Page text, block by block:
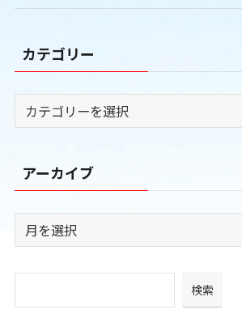
カテゴリー
テ
リ
ー
アーカイブ
ー
ブ
検索